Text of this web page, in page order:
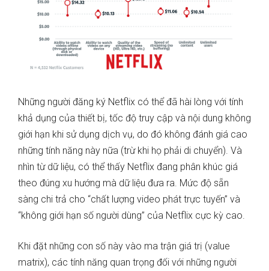
Những người đăng ký Netflix có thể đã hài lòng với tính
khả dụng của thiết bị, tốc độ truy cập và nội dung không
giới hạn khi sử dụng dịch vụ, do đó không đánh giá cao
những tính năng này nữa (trừ khi họ phải di chuyển). Và
nhìn từ dữ liệu, có thể thấy Netflix đang phân khúc giá
theo đúng xu hướng mà dữ liệu đưa ra. Mức độ sẵn
sàng chi trả cho “chất lượng video phát trực tuyến” và
“không giới hạn số người dùng” của Netflix cực kỳ cao.
Khi đặt những con số này vào ma trận giá trị (value
matrix), các tính năng quan trọng đối với những người